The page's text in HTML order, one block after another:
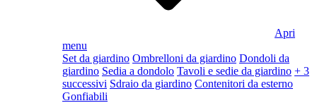
Apri
menu
Set da giardino Ombrelloni da giardino Dondoli da
giardino Sedia a dondolo Tavoli e sedie da giardino + 3
successivi Sdraio da giardino Contenitori da esterno
Gonfiabili